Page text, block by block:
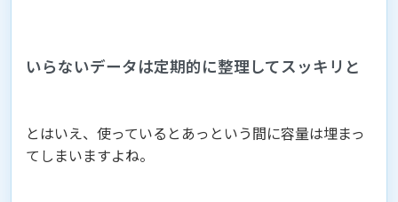
いらないデータは定期的に整理してスッキリと
とはいえ、使っているとあっという間に容量は埋まっ
てしまいますよね。